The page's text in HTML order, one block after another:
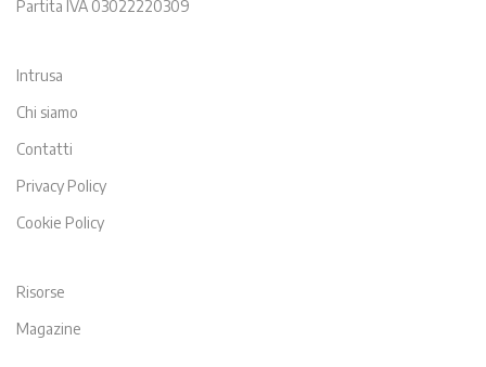
Partita IVA 03022220309
Intrusa
Chi siamo
Contatti
Privacy Policy
Cookie Policy
Risorse
Magazine